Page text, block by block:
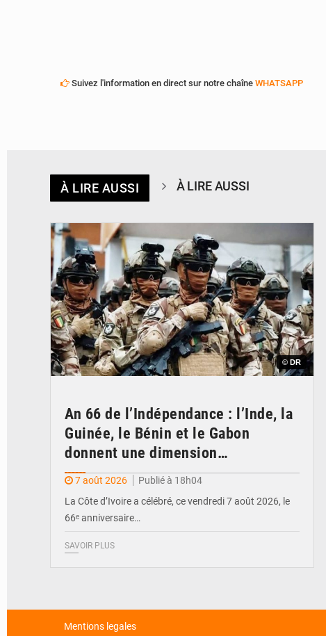
Suivez l'information en direct sur notre chaîne WHATSAPP
À LIRE AUSSI À LIRE AUSSI
© DR
An 66 de l’Indépendance : l’Inde, la
Guinée, le Bénin et le Gabon
donnent une dimension
internationale au défilé de
7 août 2026
Publié à 18h04
La Côte d’Ivoire a célébré, ce vendredi 7 août 2026, le
66ᵉ anniversaire…
SAVOIR PLUS
Mentions legales